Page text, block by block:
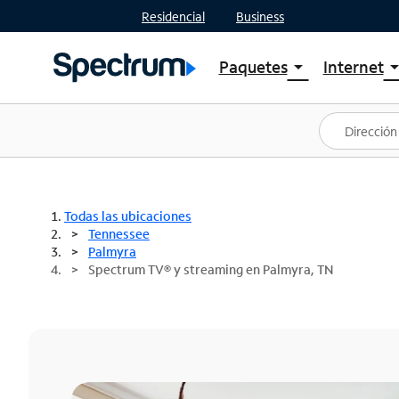
Residencial Business
Paquetesarrow_drop_down
Ver paquetes
Spectrum One
Mejores ofertas
Internetarrow_drop_down
Planes
Todas las ubicaciones
Tennessee
Palmyra
Spectrum TV® y streaming en Palmyra, TN